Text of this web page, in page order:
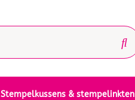
Stempelkussens & stempelinkten